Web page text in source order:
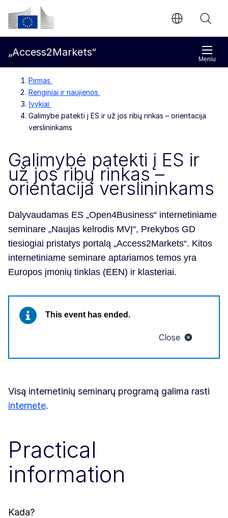
Pereiti prie pagrindinio turinio
Europos Komisija
Meniu
„Access2Markets“
Pirmas
Renginiai ir naujienos
Įvykiai
Galimybė patekti į ES ir už jos ribų rinkas – orientacija
verslininkams
Galimybė patekti į ES ir
už jos ribų rinkas –
orientacija verslininkams
Dalyvaudamas ES „Open4Business“ internetiniame
seminare „Naujas kelrodis MVĮ“, Prekybos GD
tiesiogiai pristatys portalą „Access2Markets“. Kitos
internetiniame seminare aptariamos temos yra
Europos įmonių tinklas (EEN) ir klasteriai.
Close
This event has ended.
Visą internetinių seminarų programą galima rasti
internete.
Practical
information
Kada?